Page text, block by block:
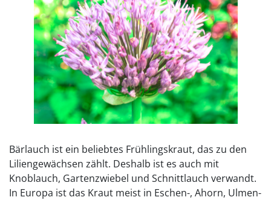
Bärlauch ist ein beliebtes Frühlingskraut, das zu den
Liliengewächsen zählt. Deshalb ist es auch mit
Knoblauch, Gartenzwiebel und Schnittlauch verwandt.
In Europa ist das Kraut meist in Eschen-, Ahorn, Ulmen-